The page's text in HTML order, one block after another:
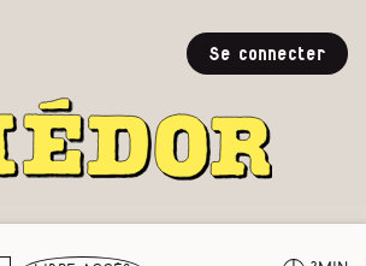
Se connecter